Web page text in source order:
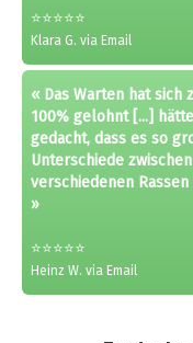
⭐⭐⭐⭐⭐
Klara G. via Email
« Das Warten hat sich
100% gelohnt [...]
gedacht, dass es so
Unterschiede
verschiedenen Rassen
»
⭐⭐⭐⭐⭐
Heinz W. via Email